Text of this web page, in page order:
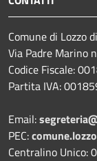
Comune di Lozzo
Via Padre Marino
Codice Fiscale:
Partita IVA:
Email:
PEC:
Centralino Unico: